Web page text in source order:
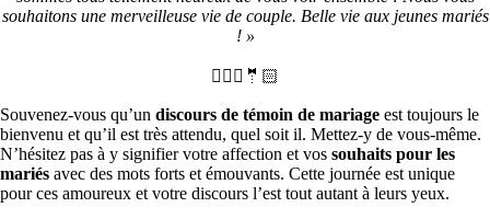
souhaitons une merveilleuse vie de couple. Belle vie aux jeunes mariés
! »
👰🏻‍♀️🤵🏻
Souvenez-vous qu’un discours de témoin de mariage est toujours le
bienvenu et qu’il est très attendu, quel soit il. Mettez-y de vous-même.
N’hésitez pas à y signifier votre affection et vos souhaits pour les
mariés avec des mots forts et émouvants. Cette journée est unique
pour ces amoureux et votre discours l’est tout autant à leurs yeux.